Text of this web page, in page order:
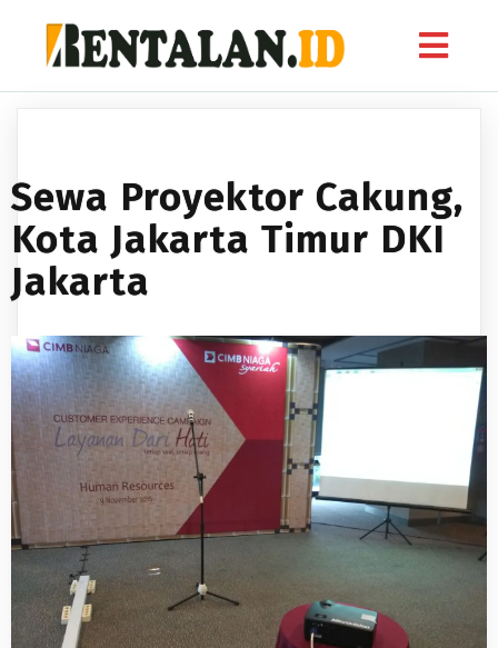
Sewa Proyektor Cakung,
Kota Jakarta Timur DKI
Jakarta